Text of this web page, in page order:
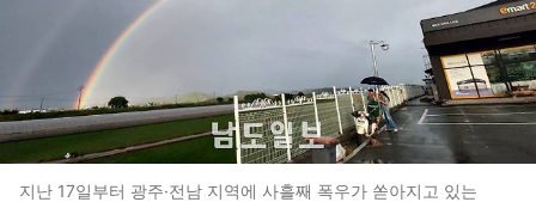
지난 17일부터 광주·전남 지역에 사흘째 폭우가 쏟아지고 있는